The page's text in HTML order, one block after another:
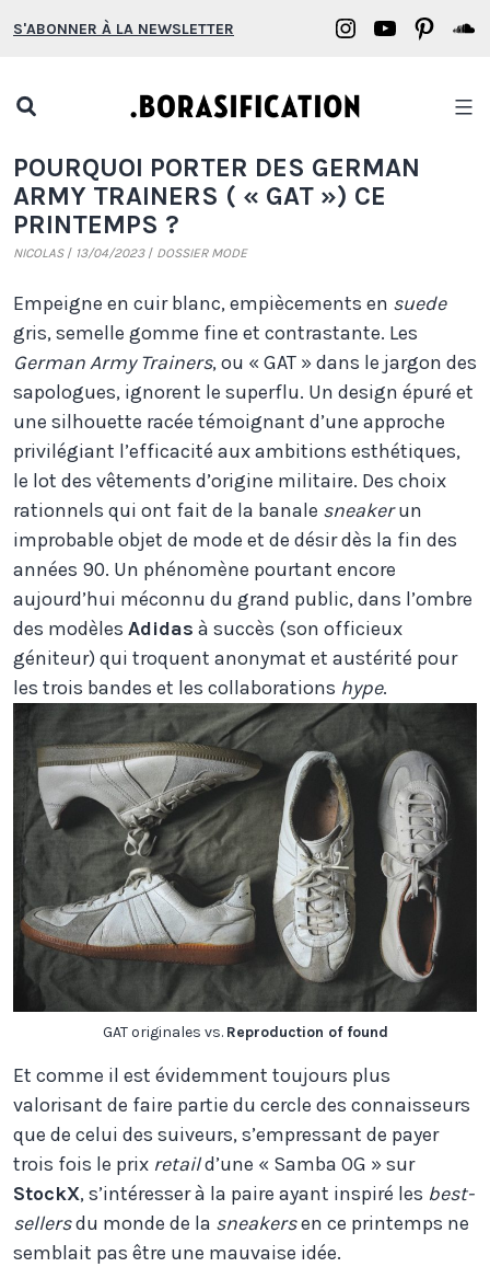
au
S'ABONNER À LA NEWSLETTER
Borasification
popup
POURQUOI PORTER DES GERMAN
ARMY TRAINERS ( « GAT ») CE
PRINTEMPS ?
NICOLAS 13/04/2023 DOSSIER MODE
Empeigne en cuir blanc, empiècements en suede
gris, semelle gomme fine et contrastante. Les
German Army Trainers, ou « GAT » dans le jargon des
sapologues, ignorent le superflu. Un design épuré et
une silhouette racée témoignant d’une approche
privilégiant l’efficacité aux ambitions esthétiques,
le lot des vêtements d’origine militaire. Des choix
rationnels qui ont fait de la banale sneakerun
improbable objet de mode et de désir dès la fin des
années 90. Un phénomène pourtant encore
aujourd’hui méconnu du grand public, dans l’ombre
des modèles Adidas à succès (son officieux
géniteur) qui troquent anonymat et austérité pour
les trois bandes et les collaborations hype.
GAT originales vs. Reproduction of found
Et comme il est évidemment toujours plus
valorisant de faire partie du cercle des connaisseurs
que de celui des suiveurs, s’empressant de payer
trois fois le prix retaild’une « Samba OG » sur
StockX, s’intéresser à la paire ayant inspiré les best-
sellersdu monde de la sneakersen ce printemps ne
semblait pas être une mauvaise idée.